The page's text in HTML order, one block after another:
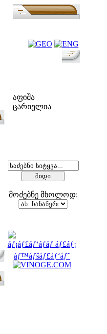
აფიშა
ცარიელია
მოძებნე მხოლოდ: